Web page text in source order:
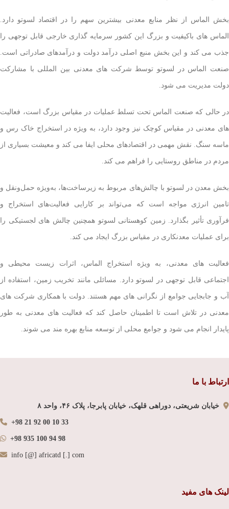
بخش الماس از نظر منابع معدنی بیشترین سهم را در اقتصاد لسوتو دارد.
الماس های باکیفیت و بزرگ این کشور سرمایه گذاری خارجی قابل توجهی را
جذب می کند و این بخش منبع اصلی درآمد دولت و درآمدهای صادراتی است.
صنعت الماس در لسوتو توسط شرکت های معدنی بین المللی با مشارکت
دولت مدیریت می شود.
در حالی که صنعت الماس تحت تسلط عملیات در مقیاس بزرگ است، فعالیت
های معدنی در مقیاس کوچک نیز وجود دارد، به ویژه در استخراج خاک رس و
ماسه سنگ. نقش مهمی در اقتصادهای محلی ایفا می کند و معیشت بسیاری از
مردم در مناطق روستایی را فراهم می کند.
بخش معدن در لسوتو با چالش‌های مربوط به زیرساخت‌ها، به‌ویژه حمل‌ونقل و
تامین انرژی مواجه است که می‌تواند بر کارایی فعالیت‌های استخراج و
فرآوری تأثیر بگذارد. زمین کوهستانی لسوتو همچنین چالش های لجستیکی را
برای عملیات معدنکاری در مقیاس بزرگ ایجاد می کند.
فعالیت های معدنی، به ویژه استخراج الماس، اثرات زیست محیطی و
اجتماعی قابل توجهی در لسوتو دارد. مسائلی مانند تخریب زمین، استفاده از
آب و جابجایی جوامع از نگرانی های مهم هستند. دولت با همکاری شرکت های
معدنی در تلاش است تا اطمینان حاصل کند که فعالیت های معدنی به طور
پایدار انجام می شود و جوامع محلی از توسعه منابع بهره مند می شوند.
ارتباط با ما
خیابان شریعتی، دوراهی قلهک، خیابان پابرجا، پلاک ۴۶، واحد ۸
+98 21 92 00 10 33
+98 935 100 94 98
info [@] africatd [.] com
لینک های مفید